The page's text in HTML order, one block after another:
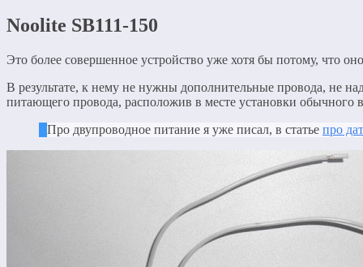
Noolite SB111-150
Это более совершенное устройство уже хотя бы потому, что
В результате, к нему не нужны дополнительные провода, не
питающего провода, расположив в месте установки обычного
Про двупроводное питание я уже писал, в статье про